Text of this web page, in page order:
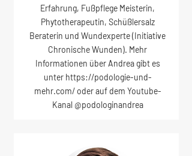
Erfahrung, Fußpflege Meisterin,
Phytotherapeutin, Schüßlersalz
Beraterin und Wundexperte (Initiative
Chronische Wunden). Mehr
Informationen über Andrea gibt es
unter https://podologie-und-
mehr.com/oder auf dem Youtube-
Kanal @podologinandrea